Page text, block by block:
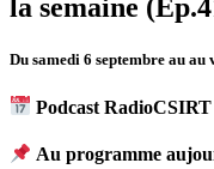
la semaine
Du samedi 6 septembre au au
Podcast RadioCSIRT
Au programme